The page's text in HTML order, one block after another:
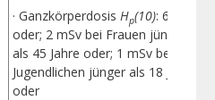
· Ganzkörperdosis Hp(10): 6 mSv
oder; 2 mSv bei Frauen jünger
als 45 Jahre oder; 1 mSv bei
Jugendlichen jünger als 18 Jahre
oder